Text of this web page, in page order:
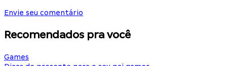
Envie seu comentário
Recomendados pra você
Games